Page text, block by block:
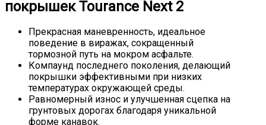
покрышек Tourance Next 2
Прекрасная маневренность, идеальное
поведение в виражах, сокращенный
тормозной путь на мокром асфальте.
Компаунд последнего поколения, делающий
покрышки эффективными при низких
температурах окружающей среды.
Равномерный износ и улучшенная сцепка на
грунтовых дорогах благодаря уникальной
форме канавок.